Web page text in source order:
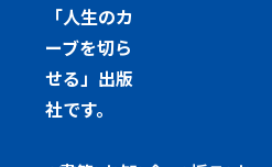
「人生のカ
ーブを切ら
せる」出版
社です。